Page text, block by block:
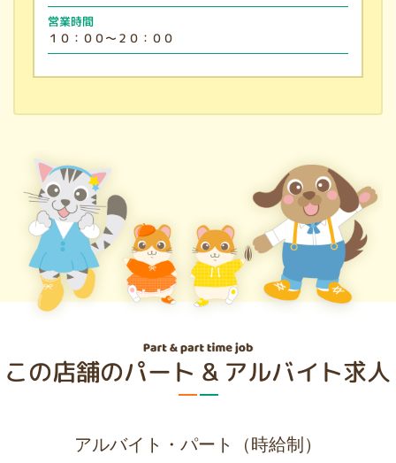
営業時間
１０：００～２０：００
この店舗のパート & アルバイト求人
アルバイト・パート（時給制）